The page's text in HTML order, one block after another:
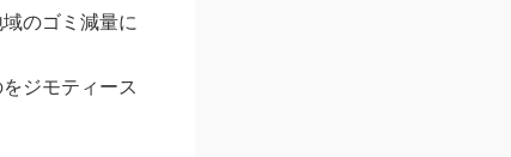
のゴミ減量に
ジモティース